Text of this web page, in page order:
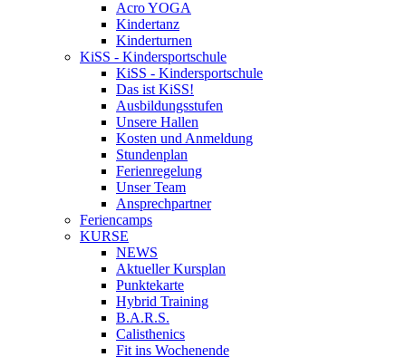
Acro YOGA
Kindertanz
Kinderturnen
KiSS - Kindersportschule
KiSS - Kindersportschule
Das ist KiSS!
Ausbildungsstufen
Unsere Hallen
Kosten und Anmeldung
Stundenplan
Ferienregelung
Unser Team
Ansprechpartner
Feriencamps
KURSE
NEWS
Aktueller Kursplan
Punktekarte
Hybrid Training
B.A.R.S.
Calisthenics
Fit ins Wochenende